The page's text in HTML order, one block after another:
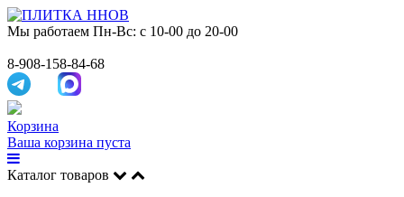
Мы работаем Пн-Вс: с 10-00 до 20-00
8-908-158-84-68
Корзина
Ваша корзина пуста
Каталог товаров